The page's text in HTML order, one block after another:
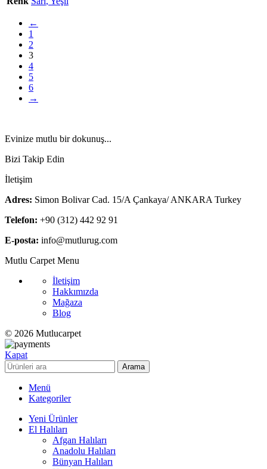
←
1
2
3
4
5
6
→
Evinize mutlu bir dokunuş...
Bizi Takip Edin
İletişim
Adres: Simon Bolivar Cad. 15/A Çankaya/ ANKARA Turkey
Telefon: +90 (312) 442 92 91
E-posta: info@mutlurug.com
Mutlu Carpet Menu
İletişim
Hakkımızda
Mağaza
Blog
© 2026 Mutlucarpet
Kapat
Arama
Menü
Kategoriler
Yeni Ürünler
El Halıları
Afgan Halıları
Anadolu Halıları
Bünyan Halıları